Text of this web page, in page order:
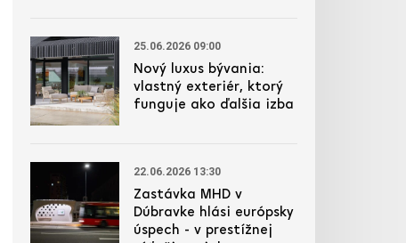
25.06.2026 09:00
Nový luxus bývania:
vlastný exteriér, ktorý
funguje ako ďalšia izba
22.06.2026 13:30
Zastávka MHD v
Dúbravke hlási európsky
úspech - v prestížnej